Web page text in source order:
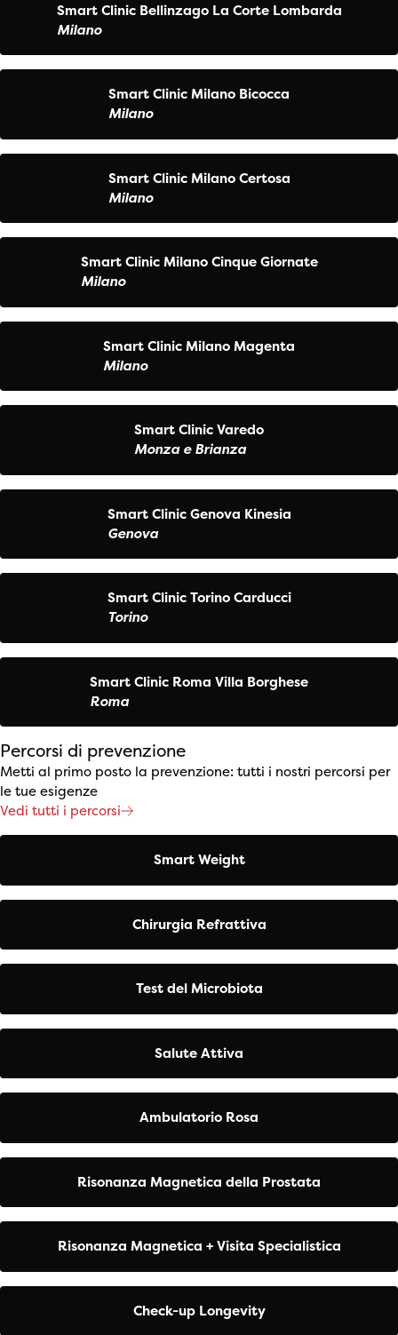
Smart Clinic Bellinzago La Corte Lombarda
Milano
Smart Clinic Milano Bicocca
Milano
Smart Clinic Milano Certosa
Milano
Smart Clinic Milano Cinque Giornate
Milano
Smart Clinic Milano Magenta
Milano
Smart Clinic Varedo
Monza e Brianza
Smart Clinic Genova Kinesia
Genova
Smart Clinic Torino Carducci
Torino
Smart Clinic Roma Villa Borghese
Roma
Percorsi di prevenzione
Metti al primo posto la prevenzione: tutti i nostri percorsi per
le tue esigenze
Vedi tutti i percorsi
Smart Weight
Chirurgia Refrattiva
Test del Microbiota
Salute Attiva
Ambulatorio Rosa
Risonanza Magnetica della Prostata
Risonanza Magnetica + Visita Specialistica
Check-up Longevity